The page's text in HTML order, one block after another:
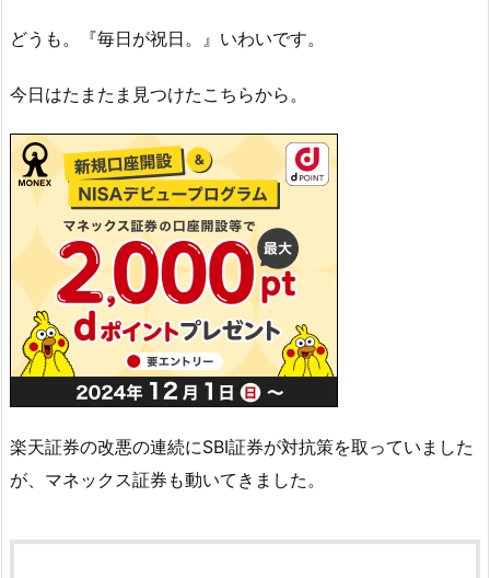
どうも。『毎日が祝日。』いわいです。
今日はたまたま見つけたこちらから。
楽天証券の改悪の連続にSBI証券が対抗策を取っていました
が、マネックス証券も動いてきました。